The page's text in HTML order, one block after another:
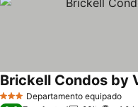
3 EstrellasDepartamento equipado
Brickell Condos by